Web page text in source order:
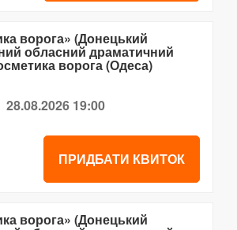
ворога» (Донецький
обласний драматичний
ворога (Одеса)
28.08.2026 19:00
ПРИДБАТИ КВИТОК
ворога» (Донецький